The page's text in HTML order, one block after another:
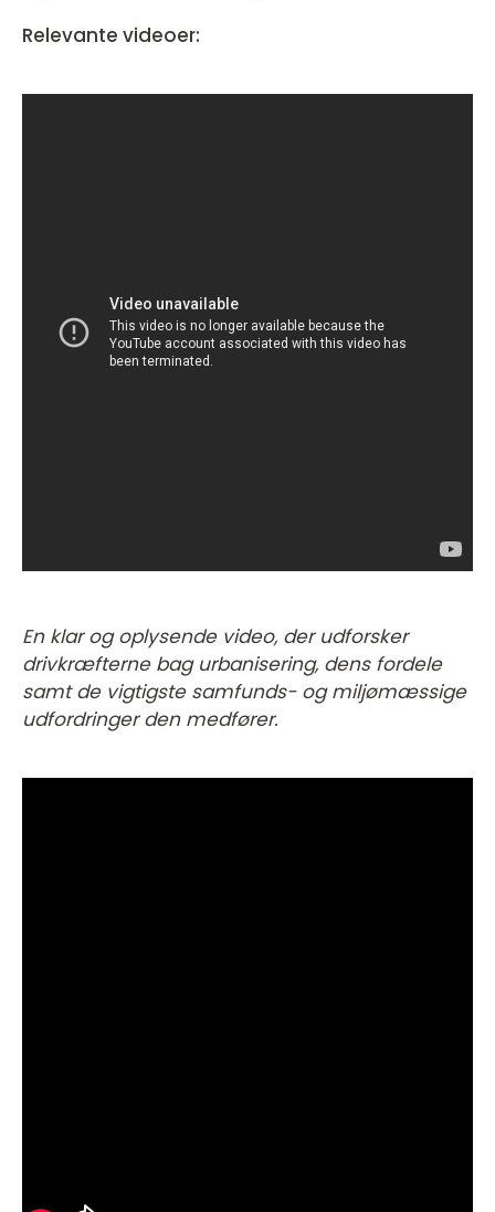
Relevante videoer:
En klar og oplysende video, der udforsker
drivkræfterne bag urbanisering, dens fordele
samt de vigtigste samfunds- og miljømæssige
udfordringer den medfører.